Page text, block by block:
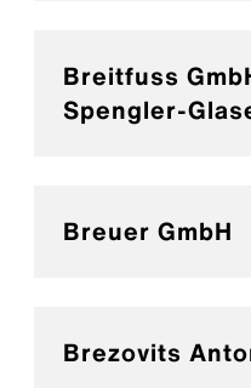
Breitfuss
Spengler-
Breuer GmbH
Brezovits